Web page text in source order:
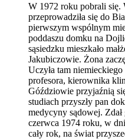
W 1972 roku pobrali się.
przeprowadziła się do
pierwszym wspólnym
poddaszu domku na
sąsiedzku mieszkało
Jakubiczowie. Żona
Uczyła tam
profesora, kierownika
Góździowie przyjaźnią
studiach przyszły pan
medycyny sądowej.
czerwca 1974 roku, w
cały rok, na świat